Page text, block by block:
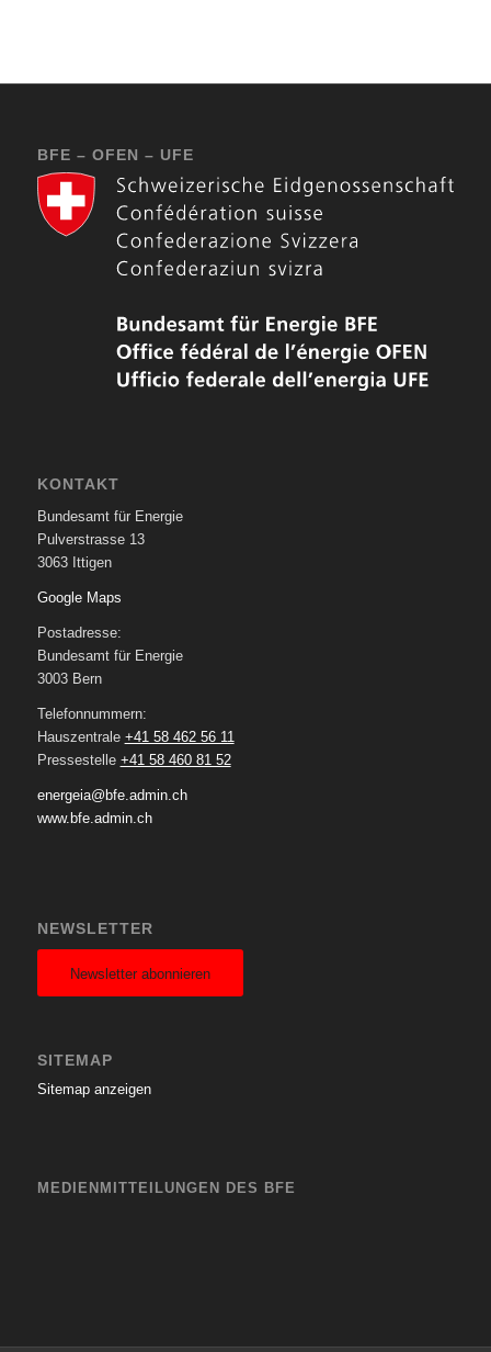
BFE – OFEN – UFE
KONTAKT
Bundesamt für Energie
Pulverstrasse 13
3063 Ittigen
Google Maps
Postadresse:
Bundesamt für Energie
3003 Bern
Telefonnummern:
Hauszentrale +41 58 462 56 11
Pressestelle +41 58 460 81 52
energeia@bfe.admin.ch
www.bfe.admin.ch
NEWSLETTER
Newsletter abonnieren
SITEMAP
Sitemap anzeigen
MEDIENMITTEILUNGEN DES BFE